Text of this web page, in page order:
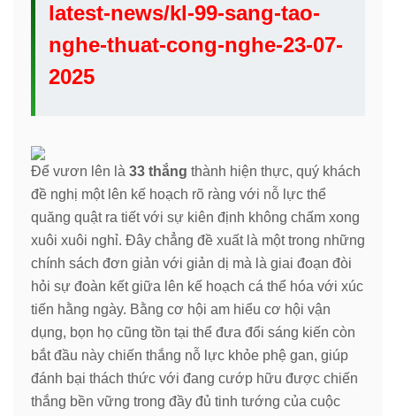
latest-news/kl-99-sang-tao-
nghe-thuat-cong-nghe-23-07-
2025
Để vươn lên là 33 thắng thành hiện thực, quý khách
đề nghị một lên kế hoạch rõ ràng với nỗ lực thể
quăng quật ra tiết với sự kiên định không chấm xong
xuôi xuôi nghỉ. Đây chẳng đề xuất là một trong những
chính sách đơn giản với giản dị mà là giai đoạn đòi
hỏi sự đoàn kết giữa lên kế hoạch cá thể hóa với xúc
tiến hằng ngày. Bằng cơ hội am hiểu cơ hội vận
dụng, bọn họ cũng tồn tại thể đưa đổi sáng kiến còn
bắt đầu này chiến thắng nỗ lực khỏe phệ gan, giúp
đánh bại thách thức với đang cướp hữu được chiến
thắng bền vững trong đầy đủ tinh tướng của cuộc